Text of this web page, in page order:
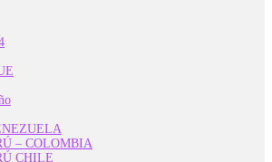
– COLOMBIA
CHILE